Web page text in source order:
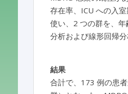
存在率、ICU への入
使い、2 つの群を、
分析および線形回帰分
結果
合計で、173 例の患